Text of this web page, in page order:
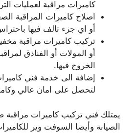
كاميرات مراقبة لعمليات
اصلاح كاميرات المراقبة
أو اي جزء تالف فيها
تركيب كاميرات مراقبة
أو المولات أو الفنادق
الخروج فيها.
إضافة الى خدمة فني
لتحصل على امان عالي
يمتلك فني تركيب كاميرات مراقبة
الصيانة وأيضا السوفت وير